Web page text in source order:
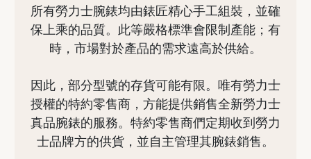
所有勞力士腕錶均由錶匠精心手工組裝，並確
保上乘的品質。此等嚴格標準會限制產能；有
時，市場對於產品的需求遠高於供給。
因此，部分型號的存貨可能有限。唯有勞力士
授權的特約零售商，方能提供銷售全新勞力士
真品腕錶的服務。特約零售商們定期收到勞力
士品牌方的供貨，並自主管理其腕錶銷售。